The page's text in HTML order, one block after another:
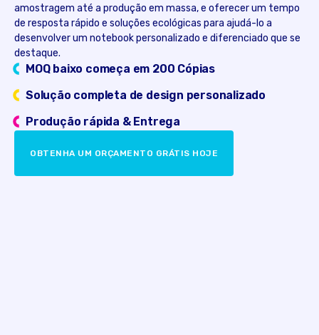
amostragem até a produção em massa, e oferecer um tempo
de resposta rápido e soluções ecológicas para ajudá-lo a
desenvolver um notebook personalizado e diferenciado que se
destaque.
MOQ baixo começa em 200 Cópias
Solução completa de design personalizado
Produção rápida & Entrega
OBTENHA UM ORÇAMENTO GRÁTIS HOJE